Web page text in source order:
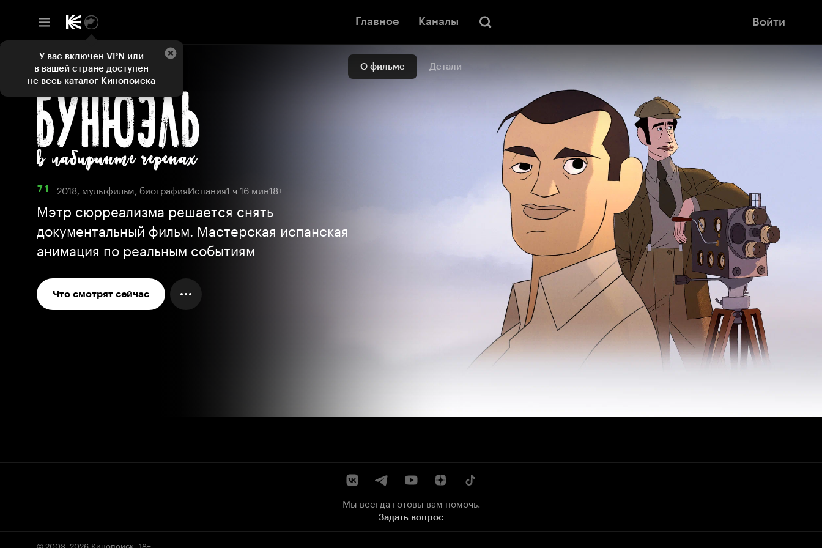
Главное Каналы Войти
О фильме Детали
7 1 2018, мультфильм, биографияИспания1 ч 16 мин18+
Мэтр сюрреализма решается снять
документальный фильм. Мастерская испанская
анимация по реальным событиям
Что смотрят сейчас
Мы всегда готовы вам помочь.
Задать вопрос
© 2003–2026 Кинопоиск 18+
У вас включен VPN или
в вашей стране доступен
не весь каталог Кинопоиска